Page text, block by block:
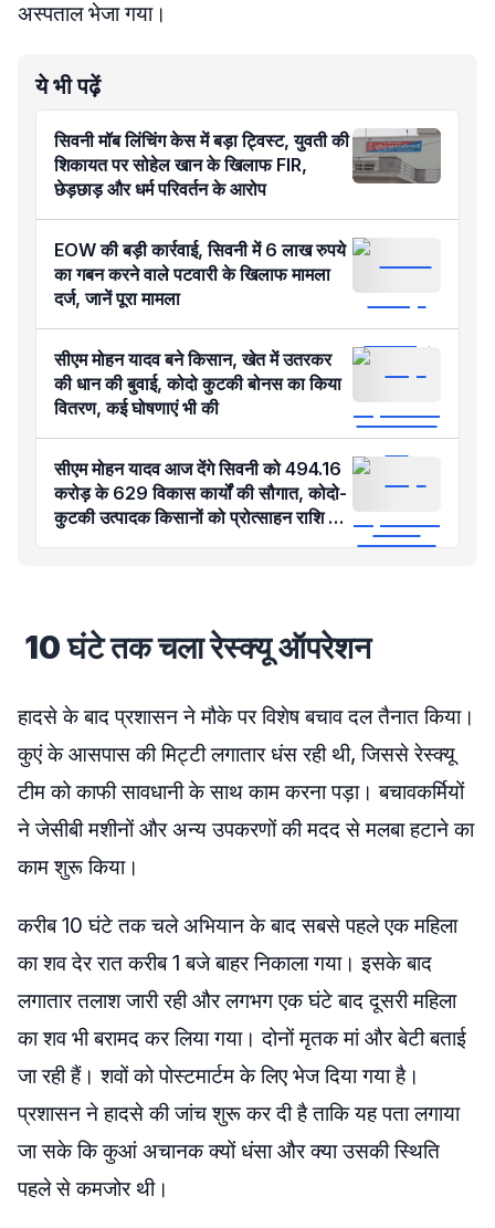
अस्पताल भेजा गया।
ये भी पढ़ें
सिवनी मॉब लिंचिंग केस में बड़ा ट्विस्ट, युवती की
शिकायत पर सोहेल खान के खिलाफ FIR,
छेड़छाड़ और धर्म परिवर्तन के आरोप
EOW की बड़ी कार्रवाई, सिवनी में 6 लाख रुपये
का गबन करने वाले पटवारी ​के खिलाफ मामला
दर्ज, जानें पूरा मामला
सीएम मोहन यादव बने किसान, खेत में उतरकर
की धान की बुवाई, कोदो कुटकी बोनस का किया
वितरण, कई घोषणाएं भी की
सीएम मोहन यादव आज देंगे सिवनी को 494.16
करोड़ के 629 विकास कार्यों की सौगात, कोदो-
कुटकी उत्पादक किसानों को प्रोत्साहन राशि का
लाभ
10 घंटे तक चला रेस्क्यू ऑपरेशन
हादसे के बाद प्रशासन ने मौके पर विशेष बचाव दल तैनात किया।
कुएं के आसपास की मिट्टी लगातार धंस रही थी, जिससे रेस्क्यू
टीम को काफी सावधानी के साथ काम करना पड़ा। बचावकर्मियों
ने जेसीबी मशीनों और अन्य उपकरणों की मदद से मलबा हटाने का
काम शुरू किया।
करीब 10 घंटे तक चले अभियान के बाद सबसे पहले एक महिला
का शव देर रात करीब 1 बजे बाहर निकाला गया। इसके बाद
लगातार तलाश जारी रही और लगभग एक घंटे बाद दूसरी महिला
का शव भी बरामद कर लिया गया। दोनों मृतक मां और बेटी बताई
जा रही हैं। शवों को पोस्टमार्टम के लिए भेज दिया गया है।
प्रशासन ने हादसे की जांच शुरू कर दी है ताकि यह पता लगाया
जा सके कि कुआं अचानक क्यों धंसा और क्या उसकी स्थिति
पहले से कमजोर थी।